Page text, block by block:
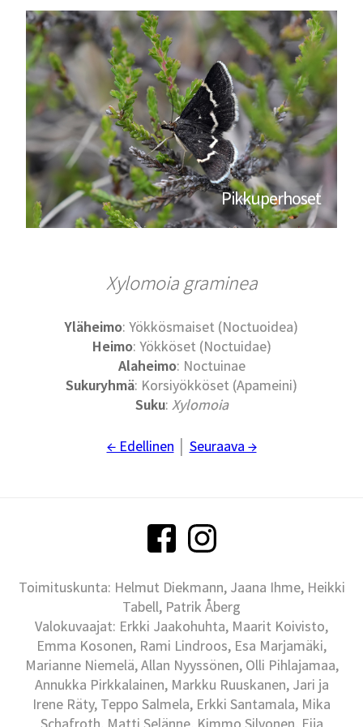
Pikkuperhoset
Xylomoia graminea
Yläheimo: Yökkösmaiset (Noctuoidea)
Heimo: Yökköset (Noctuidae)
Alaheimo: Noctuinae
Sukuryhmä: Korsiyökköset (Apameini)
Suku: Xylomoia
← Edellinen Seuraava →
Toimituskunta: Helmut Diekmann, Jaana Ihme, Heikki
Tabell, Patrik Åberg
Valokuvaajat: Erkki Jaakohuhta, Maarit Koivisto,
Emma Kosonen, Rami Lindroos, Esa Marjamäki,
Marianne Niemelä, Allan Nyyssönen, Olli Pihlajamaa,
Annukka Pirkkalainen, Markku Ruuskanen, Jari ja
Irene Räty, Teppo Salmela, Erkki Santamala, Mika